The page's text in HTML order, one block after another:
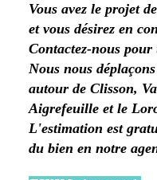
Vous avez le projet
et vous désirez en
Contactez-nous
Nous nous
autour de Clisson,
Aigrefeuille et le
L'estimation est
du bien en notre